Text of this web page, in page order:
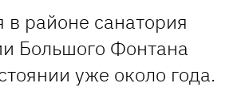
районе санатория
Большого Фонтана
уже около года.